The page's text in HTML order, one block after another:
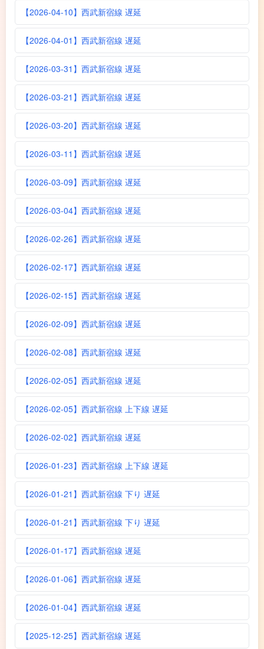
【2026-04-10】西武新宿線 遅延
【2026-04-01】西武新宿線 遅延
【2026-03-31】西武新宿線 遅延
【2026-03-21】西武新宿線 遅延
【2026-03-20】西武新宿線 遅延
【2026-03-11】西武新宿線 遅延
【2026-03-09】西武新宿線 遅延
【2026-03-04】西武新宿線 遅延
【2026-02-26】西武新宿線 遅延
【2026-02-17】西武新宿線 遅延
【2026-02-15】西武新宿線 遅延
【2026-02-09】西武新宿線 遅延
【2026-02-08】西武新宿線 遅延
【2026-02-05】西武新宿線 遅延
【2026-02-05】西武新宿線 上下線 遅延
【2026-02-02】西武新宿線 遅延
【2026-01-23】西武新宿線 上下線 遅延
【2026-01-21】西武新宿線 下り 遅延
【2026-01-21】西武新宿線 下り 遅延
【2026-01-17】西武新宿線 遅延
【2026-01-06】西武新宿線 遅延
【2026-01-04】西武新宿線 遅延
【2025-12-25】西武新宿線 遅延